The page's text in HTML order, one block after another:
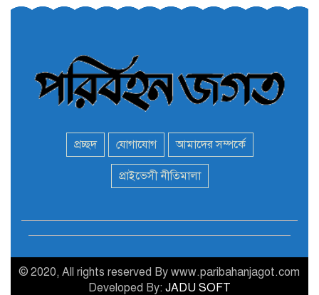
অনির্দিষ্টকালের জন্য বাংলাদেশে
মন্ত্রী এমপিদের দেশত্যাগের
হিড়িক : নিরাপদ আশ্রয়ে
বাস ড্রাইভার নিকোলাস মাদুরো
প্রেসিডেন্ট
প্রচ্ছদ যোগাযোগ আমাদের সম্পর্কে
প্রাইভেসী নীতিমালা
© 2020, All rights reserved By www.paribahanjagot.com
Developed By: JADU SOFT